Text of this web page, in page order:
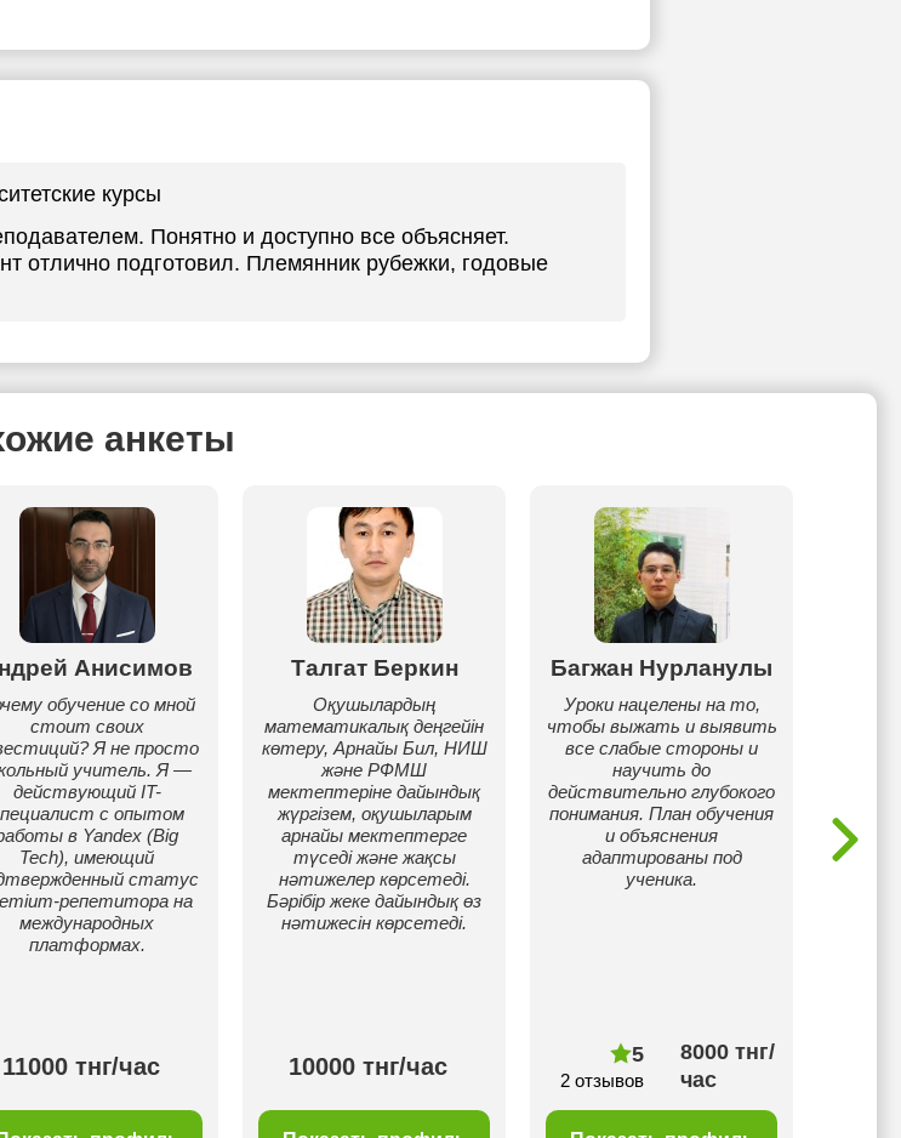
курсы
Понятно и доступно все объясняет.
отлично подготовил. Племянник рубежки, годовые
анкеты
Анисимов
обучение со мной
стоит своих
Я не просто
учитель. Я —
действующий IT-
с опытом
в Yandex (Big
Tech), имеющий
статус
репетитора на
международных
платформах.
11000 тнг/час
Талгат Беркин
Оқушылардың
математикалық деңгейін
көтеру, Арнайы Бил, НИШ
және РФМШ
мектептеріне дайындық
жүргізем, оқушыларым
арнайы мектептерге
түседі және жақсы
нәтижелер көрсетеді.
Бәрібір жеке дайындық өз
нәтижесін көрсетеді.
10000 тнг/час
Багжан Нурланулы
Уроки нацелены на то,
чтобы выжать и выявить
все слабые стороны и
научить до
действительно глубокого
понимания. План обучения
и объяснения
адаптированы под
ученика.
5
2 отзывов
8000 тнг/
час